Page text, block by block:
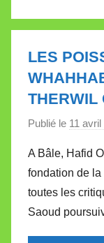
LES
THERWIL
Publié le 11 avril
A Bâle, Hafid
fondation de
toutes les
Saoud